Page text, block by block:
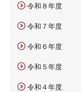
令和８年度
令和７年度
令和６年度
令和５年度
令和４年度